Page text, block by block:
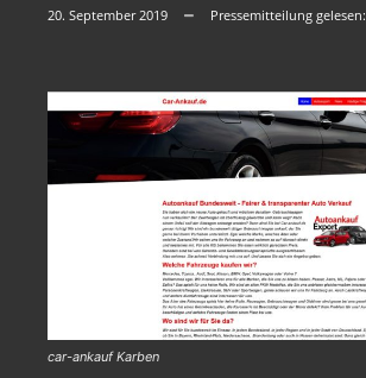
20. September 2019 Pressemitteilung gelesen:
car-ankauf Karben